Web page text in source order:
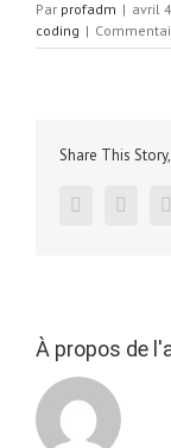
Par profadm | avril
coding |
Share This
facebooktwitter
À propos de